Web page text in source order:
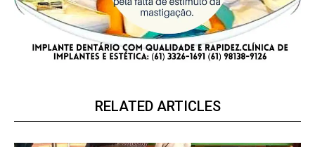
RELATED ARTICLES